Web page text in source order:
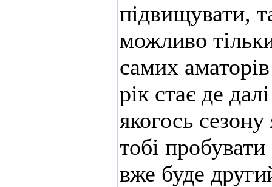
підвищувати,
можливо
самих
рік стає де
якогось
тобі
вже буде